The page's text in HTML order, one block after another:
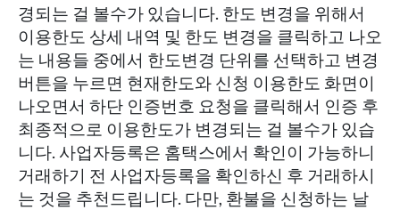
경되는 걸 볼수가 있습니다. 한도 변경을 위해서
이용한도 상세 내역 및 한도 변경을 클릭하고 나오
는 내용들 중에서 한도변경 단위를 선택하고 변경
버튼을 누르면 현재한도와 신청 이용한도 화면이
나오면서 하단 인증번호 요청을 클릭해서 인증 후
최종적으로 이용한도가 변경되는 걸 볼수가 있습
니다. 사업자등록은 홈택스에서 확인이 가능하니
거래하기 전 사업자등록을 확인하신 후 거래하시
는 것을 추천드립니다. 다만, 환불을 신청하는 날